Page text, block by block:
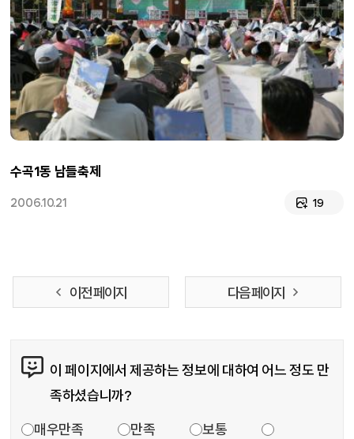
수곡1동 남들축제
2006.10.21 19
이전 페이지 다음 페이지
이 페이지에서 제공하는 정보에 대하여 어느 정도 만
족하셨습니까?
매우만족 만족
보통